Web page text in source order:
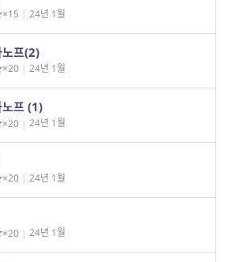
×15 | 24년 1월
프(2)
×20 | 24년 1월
프 (1)
×20 | 24년 1월
×20 | 24년 1월
×20 | 24년 1월